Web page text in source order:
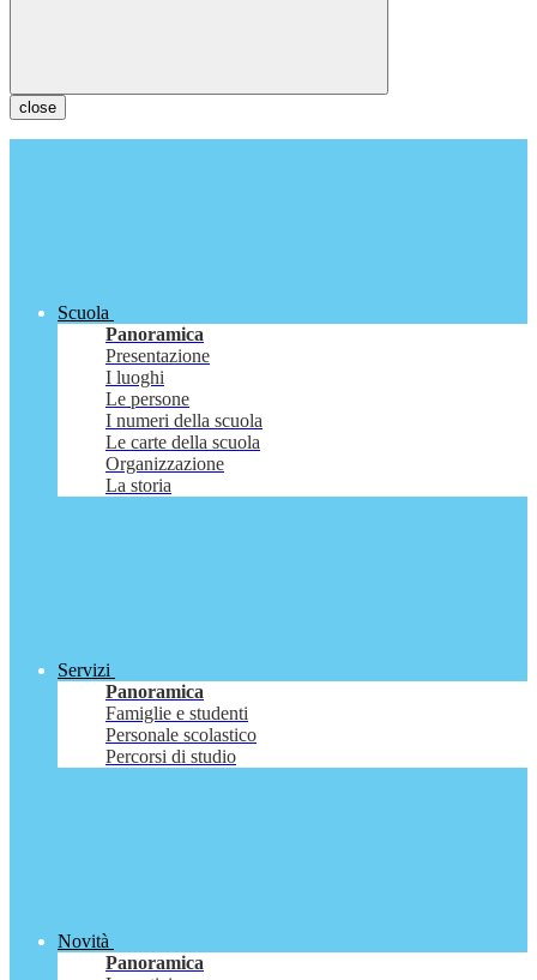
close
Scuola
Panoramica
Presentazione
I luoghi
Le persone
I numeri della scuola
Le carte della scuola
Organizzazione
La storia
Servizi
Panoramica
Famiglie e studenti
Personale scolastico
Percorsi di studio
Novità
Panoramica